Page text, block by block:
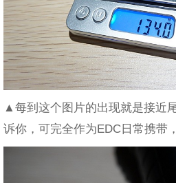
▲每到这个图片的出现就是接近
诉你，可完全作为EDC日常携带